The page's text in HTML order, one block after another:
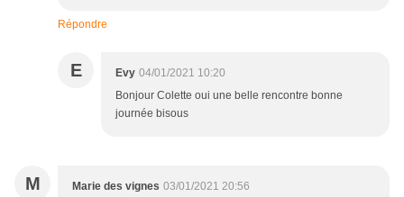
Répondre
E Evy 04/01/2021 10:20
Bonjour Colette oui une belle rencontre bonne
journée bisous
M Marie des vignes 03/01/2021 20:56